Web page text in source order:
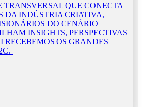
TRANSVERSAL QUE CONECTA
DA INDÚSTRIA CRIATIVA,
DO CENÁRIO
INSIGHTS, PERSPECTIVAS
RECEBEMOS OS GRANDES